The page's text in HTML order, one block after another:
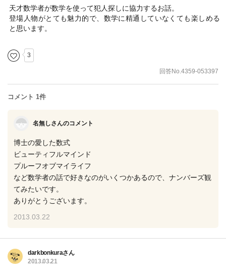
天才数学者が数学を使って犯人探しに協力するお話。
登場人物がとても魅力的で、数学に精通していなくても楽しめる
と思います。
3
回答No.4359-053397
コメント 1件
名無しさんのコメント
博士の愛した数式
ビューティフルマインド
プルーフオブマイライフ
など数学者の話で好きなのがいくつかあるので、ナンバーズ観
てみたいです。
ありがとうございます。
2013.03.22
darkbonkuraさん
2013.03.21